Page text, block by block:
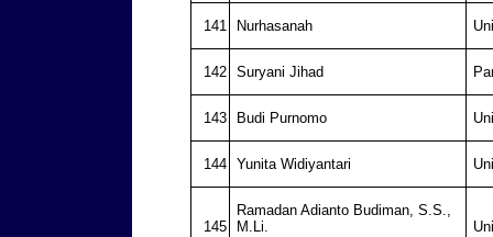
141 Nurhasanah
142 Suryani Jihad
143 Budi Purnomo
144 Yunita Widiyantari
145
Ramadan Adianto Budiman, S.S.,
M.Li.